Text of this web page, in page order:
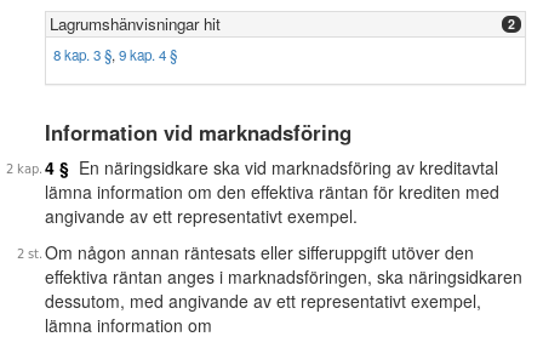
Lagrumshänvisningar hit 2
8 kap. 3 §, 9 kap. 4 §
Information vid marknadsföring
4 § En näringsidkare ska vid marknadsföring av kreditavtal
lämna information om den effektiva räntan för krediten med
angivande av ett representativt exempel.
Om någon annan räntesats eller sifferuppgift utöver den
effektiva räntan anges i marknadsföringen, ska näringsidkaren
dessutom, med angivande av ett representativt exempel,
lämna information om